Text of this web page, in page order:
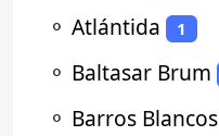
⚬ Atlántida 1
⚬ Baltasar Brum
⚬ Barros Blancos